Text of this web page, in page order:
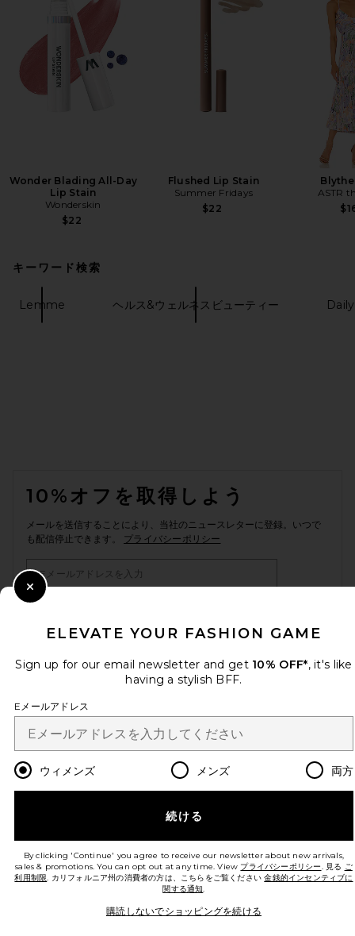
Wonder Blading All-Day
Lip Stain
Wonderskin
$22
Flushed Lip Stain
Summer Fridays
$22
ASTR
キーワード検索
Lemme ヘルス&ウェルネスビューティー
10%オフを取得しよう
メールを送信することにより、当社のニュースレターに登録。いつで
も配信停止できます。 プライバシーポリシー
Change Country Regions
ja USD
改善にご協力ください！
本日のお買い物に関する簡単なアンケートを実施しております Let's Go!
© EMINENT, INC. (A REVOLVE GROUP COMPANY). ALL RIGHTS RESERVED
ELEVATE YOUR FASHION GAME
Sign up for our email newsletter and get 10% OFF*, it's like
having a stylish BFF.
Eメールアドレス
ウィメンズ メンズ 両方
続ける
By clicking 'Continue' you agree to receive our newsletter about new arrivals,
sales & promotions. You can opt out at any time. View プライバシーポリシー. 見る ご
利用制限. カリフォルニア州の消費者の方は、こちらをご覧ください金銭的インセンティブに
関する通知.
購読しないでショッピングを続ける
Close Modal